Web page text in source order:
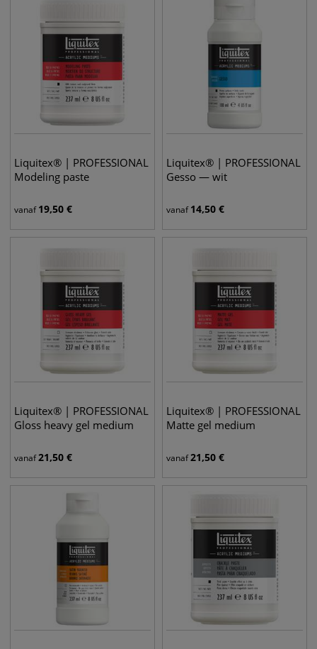
Liquitex® | PROFESSIONAL
Modeling paste
vanaf 19,50 €
Liquitex® | PROFESSIONAL
Gesso — wit
vanaf 14,50 €
Liquitex® | PROFESSIONAL
Gloss heavy gel medium
vanaf21,50 €
Liquitex® | PROFESSIONAL
Matte gel medium
vanaf21,50 €